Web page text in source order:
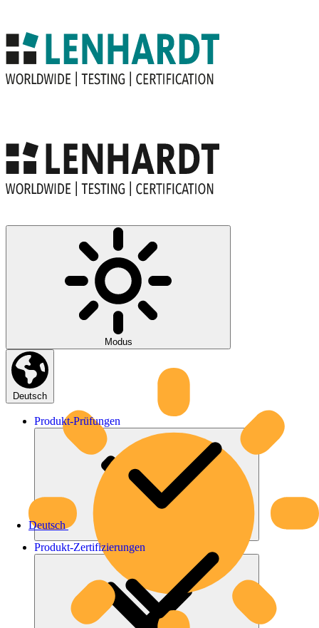
Modus
Deutsch
Deutsch
Produkt-Prüfungen
Produkt-Zertifizierungen